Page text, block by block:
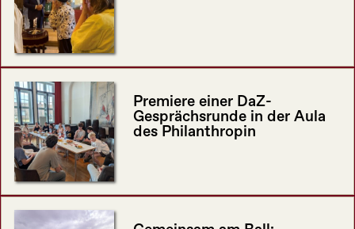
Premiere einer DaZ-
Gesprächsrunde in der Aula
des Philanthropin